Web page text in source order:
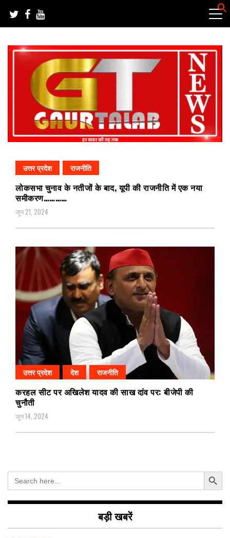
content
गौरतलब न्यूज
उत्तर प्रदेश राजनीति
लोकसभा चुनाव के नतीजों के बाद, यूपी की राजनीति में एक नया
समीकरण…………
जून 21, 2024
उत्तर प्रदेश देश राजनीति
करहल सीट पर अखिलेश यादव की साख दांव पर: बीजेपी की
चुनौती
जून 14, 2024
Search
for:
Search Button
बड़ी खबरें